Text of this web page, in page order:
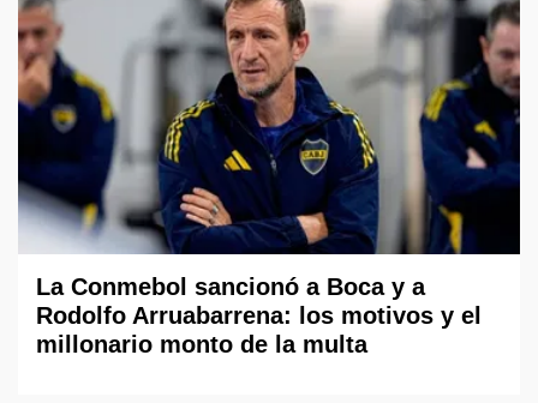
La Conmebol sancionó a Boca y a
Rodolfo Arruabarrena: los motivos y el
millonario monto de la multa